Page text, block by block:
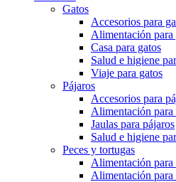
Gatos
Accesorios para
Alimentación para
Casa para gatos
Salud e higiene
Viaje para gatos
Pájaros
Accesorios para
Alimentación para
Jaulas para pájaros
Salud e higiene
Peces y tortugas
Alimentación para
Alimentación para